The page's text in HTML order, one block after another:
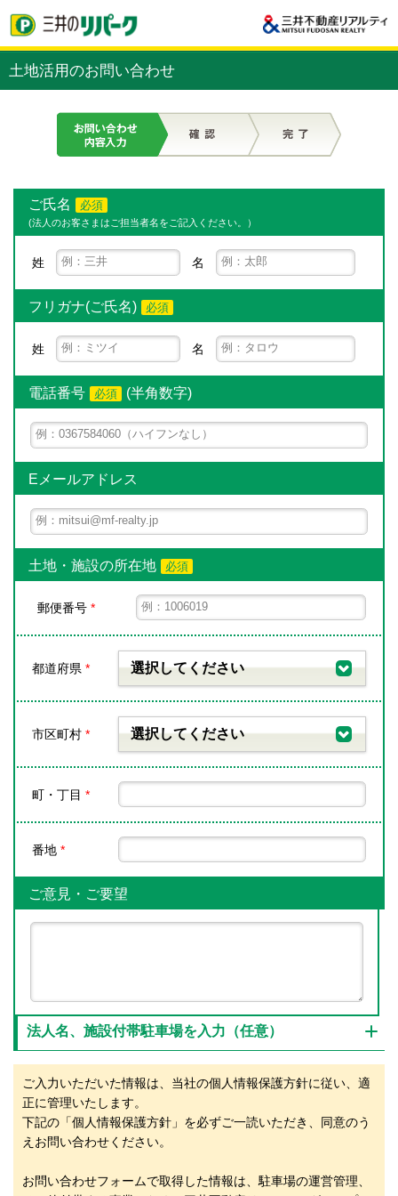
土地活用のお問い合わせ
ご氏名 必須
(法人のお客さまはご担当者名をご記入ください。）
姓 名
フリガナ(ご氏名) 必須
姓 名
電話番号 必須 (半角数字)
Eメールアドレス
土地・施設の所在地 必須
郵便番号 *
都道府県 * 選択してください
市区町村 * 選択してください
町・丁目 *
番地 *
ご意見・ご要望
法人名、施設付帯駐車場を入力（任意）
ご入力いただいた情報は、当社の個人情報保護方針に従い、適
正に管理いたします。
下記の「個人情報保護方針」を必ずご一読いただき、同意のう
えお問い合わせください。
お問い合わせフォームで取得した情報は、駐車場の運営管理、